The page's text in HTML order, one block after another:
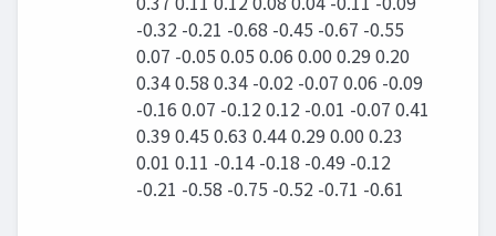
-0.32 -0.21 -0.68 -0.45 -0.67 -0.55
0.07 -0.05 0.05 0.06 0.00 0.29 0.20
0.34 0.58 0.34 -0.02 -0.07 0.06 -0.09
-0.16 0.07 -0.12 0.12 -0.01 -0.07 0.41
0.39 0.45 0.63 0.44 0.29 0.00 0.23
0.01 0.11 -0.14 -0.18 -0.49 -0.12
-0.21 -0.58 -0.75 -0.52 -0.71 -0.61